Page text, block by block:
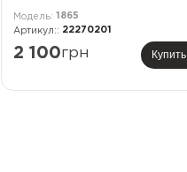
1865
22270201
2 100грн Купить